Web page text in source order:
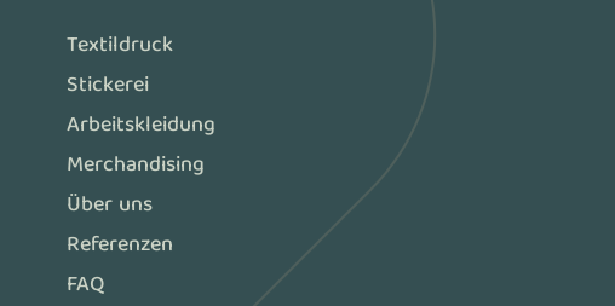
Textildruck
Stickerei
Arbeitskleidung
Merchandising
Über uns
Referenzen
FAQ